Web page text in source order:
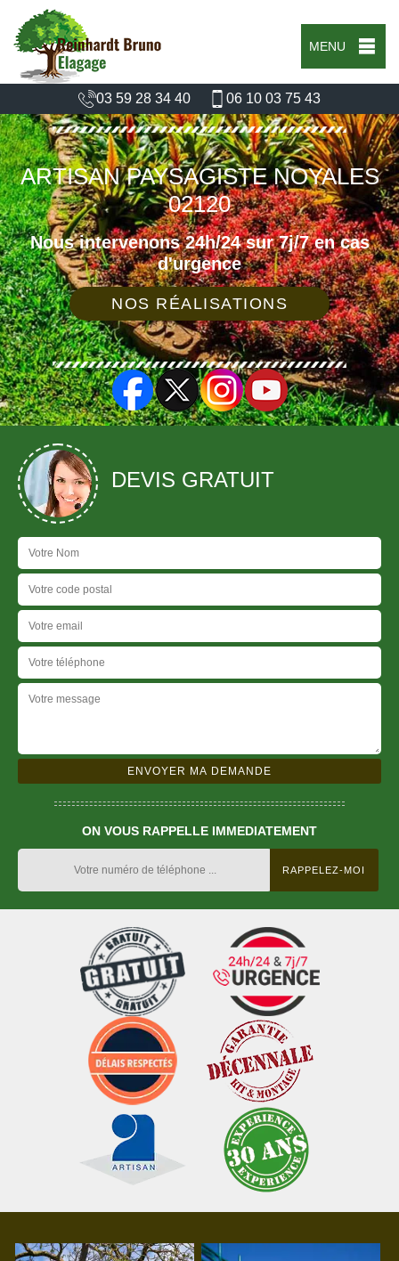
MENU
03 59 28 34 40 06 10 03 75 43
ARTISAN PAYSAGISTE NOYALES
02120
Nous intervenons 24h/24 sur 7j/7 en cas
d'urgence
NOS RÉALISATIONS
DEVIS GRATUIT
ON VOUS RAPPELLE IMMEDIATEMENT